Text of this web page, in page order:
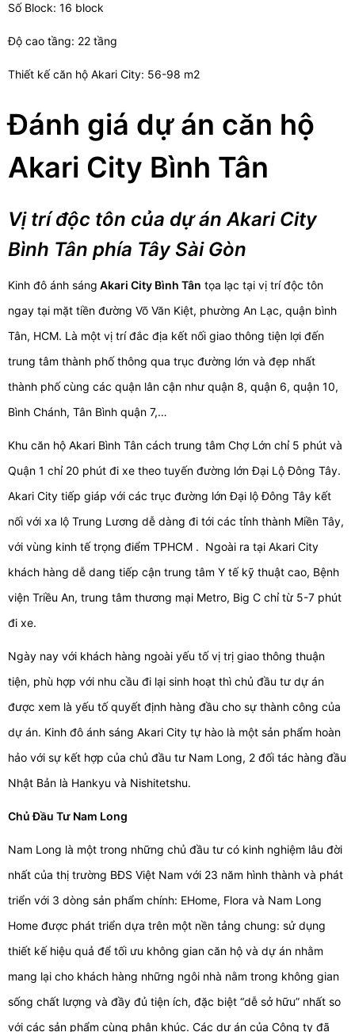
Số Block: 16 block
Độ cao tầng: 22 tầng
Thiết kế căn hộ Akari City: 56-98 m2
Đánh giá dự án căn hộ
Akari City Bình Tân
Vị trí độc tôn của dự án Akari City
Bình Tân phía Tây Sài Gòn
Kinh đô ánh sáng Akari City Bình Tân tọa lạc tại vị trí độc tôn
ngay tại mặt tiền đường Võ Văn Kiệt, phường An Lạc, quận bình
Tân, HCM. Là một vị trí đắc địa kết nối giao thông tiện lợi đến
trung tâm thành phố thông qua trục đường lớn và đẹp nhất
thành phố cùng các quận lân cận như quận 8, quận 6, quận 10,
Bình Chánh, Tân Bình quận 7,…
Khu căn hộ Akari Bình Tân cách trung tâm Chợ Lớn chỉ 5 phút và
Quận 1 chỉ 20 phút đi xe theo tuyến đường lớn Đại Lộ Đông Tây.
Akari City tiếp giáp với các trục đường lớn Đại lộ Đông Tây kết
nối với xa lộ Trung Lương dễ dàng đi tới các tỉnh thành Miền Tây,
với vùng kinh tế trọng điểm TPHCM . Ngoài ra tại Akari City
khách hàng dễ dang tiếp cận trung tâm Y tế kỹ thuật cao, Bệnh
viện Triều An, trung tâm thương mại Metro, Big C chỉ từ 5-7 phút
đi xe.
Ngày nay với khách hàng ngoài yếu tố vị trị giao thông thuận
tiện, phù hợp với nhu cầu đi lại sinh hoạt thì chủ đầu tư dự án
được xem là yếu tố quyết định hàng đầu cho sự thành công của
dự án. Kinh đô ánh sáng Akari City tự hào là một sản phẩm hoàn
hảo với sự kết hợp của chủ đầu tư Nam Long, 2 đối tác hàng đầu
Nhật Bản là Hankyu và Nishitetshu.
Chủ Đầu Tư Nam Long
Nam Long là một trong những chủ đầu tư có kinh nghiệm lâu đời
nhất của thị trường BĐS Việt Nam với 23 năm hình thành và phát
triển với 3 dòng sản phẩm chính: EHome, Flora và Nam Long
Home được phát triển dựa trên một nền tảng chung: sử dụng
thiết kế hiệu quả để tối ưu không gian căn hộ và dự án nhằm
mang lại cho khách hàng những ngôi nhà nằm trong không gian
sống chất lượng và đầy đủ tiện ích, đặc biệt “dễ sở hữu” nhất so
với các sản phẩm cùng phân khúc. Các dự án của Công ty đã